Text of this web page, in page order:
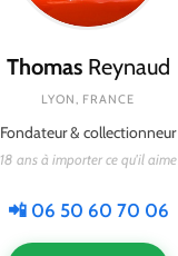
ThomasReynaud
LYON, FRANCE
Fondateur & collectionneur
18 ans à importer ce qu'il aime
📲 06 50 60 70 06